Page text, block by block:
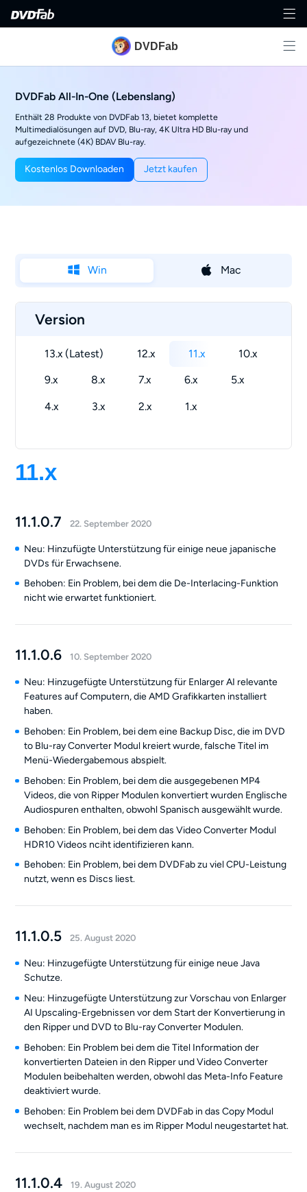
DVDFab
DVDFab All-In-One (Lebenslang)
Enthält 28 Produkte von DVDFab 13, bietet komplette
Multimedialösungen auf DVD, Blu-ray, 4K Ultra HD Blu-ray und
aufgezeichnete (4K) BDAV Blu-ray.
Kostenlos Downloaden Jetzt kaufen
Win Mac
Version
13.x (Latest) 12.x 11.x 10.x
9.x 8.x 7.x 6.x 5.x
4.x 3.x 2.x 1.x
11.x
11.1.0.7 22. September 2020
Neu: Hinzufügte Unterstützung für einige neue japanische
DVDs für Erwachsene.
Behoben: Ein Problem, bei dem die De-Interlacing-Funktion
nicht wie erwartet funktioniert.
11.1.0.6 10. September 2020
Neu: Hinzugefügte Unterstützung für Enlarger AI relevante
Features auf Computern, die AMD Grafikkarten installiert
haben.
Behoben: Ein Problem, bei dem eine Backup Disc, die im DVD
to Blu-ray Converter Modul kreiert wurde, falsche Titel im
Menü-Wiedergabemous abspielt.
Behoben: Ein Problem, bei dem die ausgegebenen MP4
Videos, die von Ripper Modulen konvertiert wurden Englische
Audiospuren enthalten, obwohl Spanisch ausgewählt wurde.
Behoben: Ein Problem, bei dem das Video Converter Modul
HDR10 Videos nciht identifizieren kann.
Behoben: Ein Problem, bei dem DVDFab zu viel CPU-Leistung
nutzt, wenn es Discs liest.
11.1.0.5 25. August 2020
Neu: Hinzugefügte Unterstützung für einige neue Java
Schutze.
Neu: Hinzugefügte Unterstützung zur Vorschau von Enlarger
AI Upscaling-Ergebnissen vor dem Start der Konvertierung in
den Ripper und DVD to Blu-ray Converter Modulen.
Behoben: Ein Problem bei dem die Titel Information der
konvertierten Dateien in den Ripper und Video Converter
Modulen beibehalten werden, obwohl das Meta-Info Feature
deaktiviert wurde.
Behoben: Ein Problem bei dem DVDFab in das Copy Modul
wechselt, nachdem man es im Ripper Modul neugestartet hat.
11.1.0.4 19. August 2020